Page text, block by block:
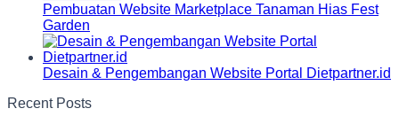
Pembuatan Website Marketplace Tanaman Hias Fest
Garden
Desain & Pengembangan Website Portal Dietpartner.id
Recent Posts